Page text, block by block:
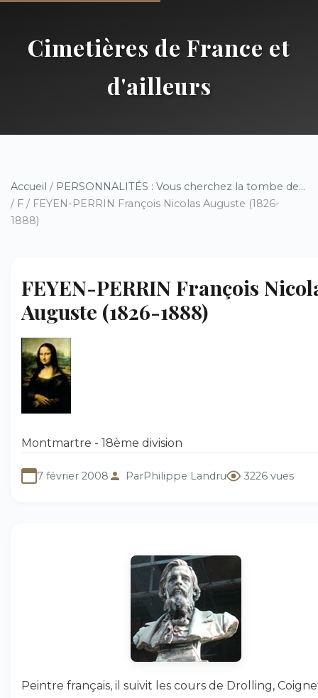
Cimetières de France et
d'ailleurs
Accueil / PERSONNALITÉS : Vous cherchez la tombe de...
/ F / FEYEN-PERRIN François Nicolas Auguste (1826-
1888)
FEYEN-PERRIN François
Auguste (1826-1888)
Montmartre - 18ème division
7 février 2008 ParPhilippe Landru 3226 vues
Peintre français, il suivit les cours de Drolling,